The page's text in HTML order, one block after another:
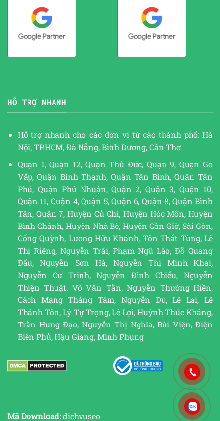
HỖ TRỢ NHANH
Hỗ trợ nhanh cho các đơn vị từ các thành phố: Hà
Nội, TP.HCM, Đà Nẵng, Bình Dương, Cần Thơ
Quận 1, Quận 12, Quận Thủ Đức, Quận 9, Quận Gò
Vấp, Quận Bình Thạnh, Quận Tân Bình, Quận Tân
Phú, Quận Phú Nhuận, Quận 2, Quận 3, Quận 10,
Quận 11, Quận 4, Quận 5, Quận 6, Quận 8, Quận Bình
Tân, Quận 7, Huyện Củ Chi, Huyện Hóc Môn, Huyện
Bình Chánh, Huyện Nhà Bè, Huyện Cần Giờ, Sài Gòn,
Cống Quỳnh, Lương Hữu Khánh, Tôn Thất Tùng, Lê
Thị Riêng, Nguyễn Trãi, Phạm Ngũ Lão, Đỗ Quang
Đẩu, Nguyễn Sơn Hà, Nguyễn Thị Minh Khai,
Nguyễn Cư Trinh, Nguyễn Đình Chiểu, Nguyễn
Thiện Thuật, Võ Văn Tần, Nguyễn Thường Hiền,
Cách Mạng Tháng Tám, Nguyễn Du, Lê Lai, Lê
Thánh Tôn, Lý Tự Trọng, Lê Lợi, Huỳnh Thúc Kháng,
Trần Hưng Đạo, Nguyễn Thị Nghĩa, Bùi Viện, Điện
Biên Phủ, Hậu Giang, Minh Phụng
Mã Download:dichvuseo